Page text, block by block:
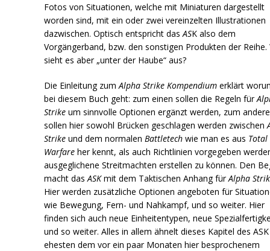
Fotos von Situationen, welche mit Miniaturen dargestellt
worden sind, mit ein oder zwei vereinzelten Illustrationen
dazwischen. Optisch entspricht dasASK also dem
Vorgängerband, bzw. den sonstigen Produkten der Reihe.
sieht es aber „unter der Haube“ aus?
Die Einleitung zumAlpha Strike Kompendium erklärt
bei diesem Buch geht: zum einen sollen die Regeln für
Strike um sinnvolle Optionen ergänzt werden, zum
sollen hier sowohl Brücken geschlagen werden zwischen
Strike und dem normalen Battletech wie man es aus Total
Warfare her kennt, als auch Richtlinien vorgegeben
ausgeglichene Streitmachten erstellen zu können. Den
macht dasASKmit dem Taktischen Anhang fürAlpha
Hier werden zusätzliche Optionen angeboten für
wie Bewegung, Fern- und Nahkampf, und so weiter. Hier
finden sich auch neue Einheitentypen, neue
und so weiter. Alles in allem ähnelt dieses Kapitel des
ehesten dem vor ein paar Monaten hier besprochenem